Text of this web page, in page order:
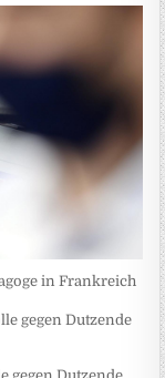
in Frankreich